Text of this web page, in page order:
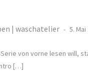
| waschatelier 5. Mai
von vorne lesen will,
[…]